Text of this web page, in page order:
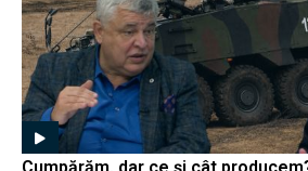
Cumpărăm, dar ce și cât